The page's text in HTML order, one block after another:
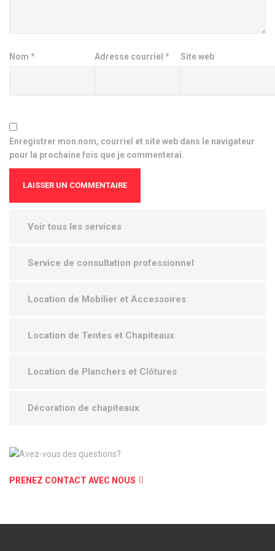
Nom * Adresse courriel* Site web
Enregistrer mon nom, courriel et site web dans le navigateur
pour la prochaine fois que je commenterai.
Voir tous les services
Service de consultation professionnel
Location de Mobilier et Accessoires
Location de Tentes et Chapiteaux
Location de Planchers et Clôtures
Décoration de chapiteaux
PRENEZ CONTACT AVEC NOUS